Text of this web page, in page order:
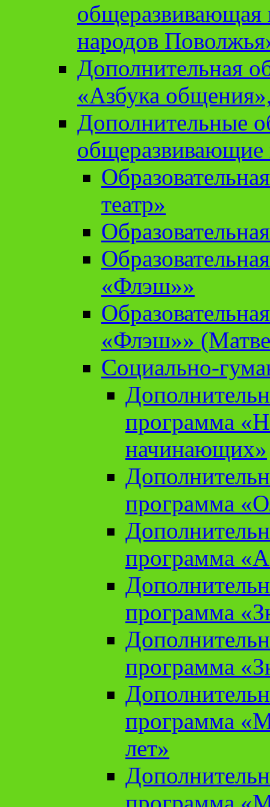
народов
Дополнительная
«Азбука
Дополнительные
театр»
«Флэш»»
«Флэш»»
Социально-
программа
начинающих»
программа
программа
программа
программа
программа
лет»